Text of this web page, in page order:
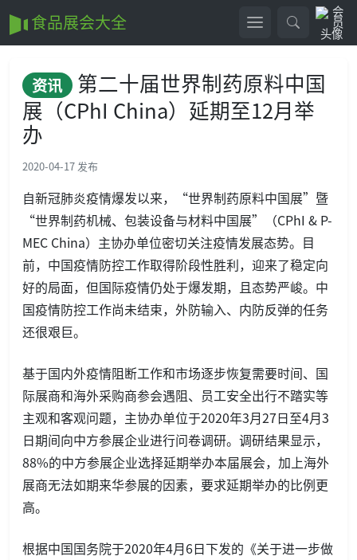
食品展会大全
资讯 第二十届世界制药原料中国
展（CPhI China）延期至12月举
办
2020-04-17 发布
自新冠肺炎疫情爆发以来，“世界制药原料中国展”暨
“世界制药机械、包装设备与材料中国展”（CPhI & P-
MEC China）主协办单位密切关注疫情发展态势。目
前，中国疫情防控工作取得阶段性胜利，迎来了稳定向
好的局面，但国际疫情仍处于爆发期，且态势严峻。中
国疫情防控工作尚未结束，外防输入、内防反弹的任务
还很艰巨。
基于国内外疫情阻断工作和市场逐步恢复需要时间、国
际展商和海外采购商参会遇阻、员工安全出行不踏实等
主观和客观问题，主协办单位于2020年3月27日至4月3
日期间向中方参展企业进行问卷调研。调研结果显示，
88%的中方参展企业选择延期举办本届展会，加上海外
展商无法如期来华参展的因素，要求延期举办的比例更
高。
根据中国国务院于2020年4月6日下发的《关于进一步做